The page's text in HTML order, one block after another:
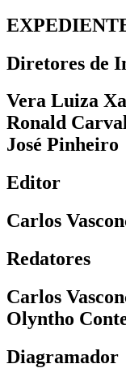
Diretores de
Vera Luiza
Ronald
José Pinheiro
Editor
Carlos
Redatores
Carlos
Olyntho
Diagramador